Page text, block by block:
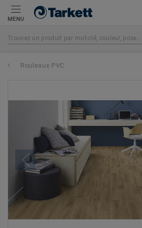
MENU
Rouleaux PVC